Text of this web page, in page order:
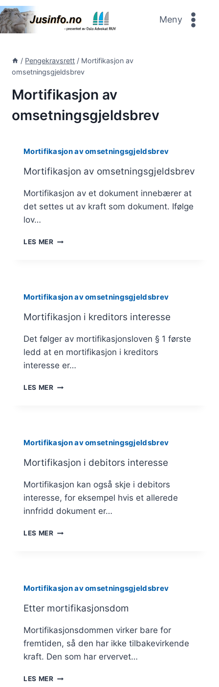
Skip
to
content
Meny
/ Pengekravsrett / Mortifikasjon av
omsetningsgjeldsbrev
Mortifikasjon av
omsetningsgjeldsbrev
Mortifikasjon av omsetningsgjeldsbrev
Mortifikasjon av omsetningsgjeldsbrev
Mortifikasjon av et dokument innebærer at
det settes ut av kraft som dokument. Ifølge
lov…
LES MERMORTIFIKASJON
Mortifikasjon av omsetningsgjeldsbrev
Mortifikasjon i kreditors interesse
Det følger av mortifikasjonsloven § 1 første
ledd at en mortifikasjon i kreditors
interesse er…
LES MERMORTIFIKASJON
Mortifikasjon av omsetningsgjeldsbrev
Mortifikasjon i debitors interesse
Mortifikasjon kan også skje i debitors
interesse, for eksempel hvis et allerede
innfridd dokument er…
LES MERMORTIFIKASJON
Mortifikasjon av omsetningsgjeldsbrev
Etter mortifikasjonsdom
Mortifikasjonsdommen virker bare for
fremtiden, så den har ikke tilbakevirkende
kraft. Den som har ervervet…
LES MERETTER